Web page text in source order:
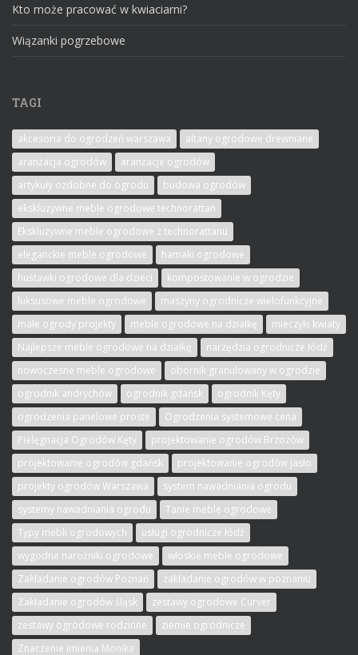
Kto może pracować w kwiaciarni?
Wiązanki pogrzebowe
TAGI
akcesoria do ogrodzeń warszawa
altany ogrodowe drewniane
aranżacja ogrodów
aranżacje ogrodów
artykuły ozdobne do ogrodu
budowa ogrodów
ekskluzywne meble ogrodowe technorattan
Ekskluzywne meble ogrodowe z technorattanu
eleganckie meble ogrodowe
hamaki ogrodowe
huśtawki ogrodowe dla dzieci
kompostowanie w ogrodzie
luksusowe meble ogrodowe
maszyny ogrodnicze wielofunkcyjne
małe ogrody projekty
meble ogrodowe na działkę
mieczyki kwiaty
Najlepsze meble ogrodowe na działkę
narzędzia ogrodnicze łódź
nowoczesne meble ogrodowe
obornik granulowany w ogrodzie
ogrodnik andrychów
ogrodnik gdańsk
ogrodnik Kęty
ogrodzenia panelowe proste
Ogrodzenia systemowe cena
Pielęgnacja Ogrodów Kęty
projektowanie ogrodów Brzozów
projektowanie ogrodów gdańsk
projektowanie ogrodów Jasło
projekty ogrodów Warszawa
system nawadniania ogrodu
systemy nawadniania ogrodu
Tanie meble ogrodowe
Typy mebli ogrodowych
usługi ogrodnicze łódź
wygodne narożniki ogrodowe
włoskie meble ogrodowe
Zakładanie ogrodów Poznań
zakładanie ogrodów w poznaniu
Zakładanie ogrodów śląsk
zestawy ogrodowe Curver
zestawy ogrodowe rodzinne
ziemie ogrodnicze
Znaczenie imienia Monika